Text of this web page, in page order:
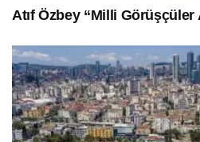
Atıf Özbey “Milli Görüşçüler